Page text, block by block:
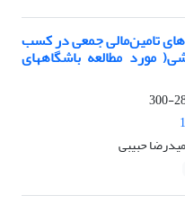
های ‌تامین‌مالی جمعی در کسب
مورد مطالعه باشگاههای
حبیبی